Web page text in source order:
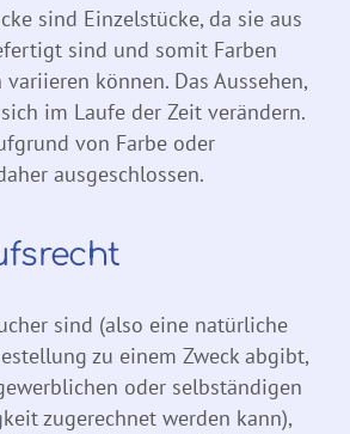
sind Einzelstücke, da sie aus
sind und somit Farben
können. Das Aussehen,
im Laufe der Zeit verändern.
von Farbe oder
ausgeschlossen.
sind (also eine natürliche
zu einem Zweck abgibt,
oder selbständigen
zugerechnet werden kann),